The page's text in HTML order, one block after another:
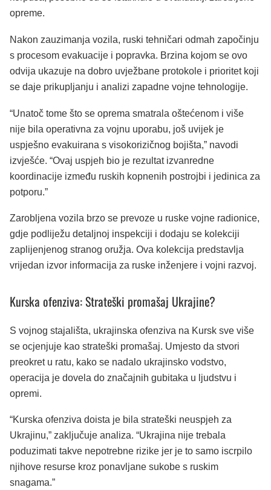
opreme.
Nakon zauzimanja vozila, ruski tehničari odmah započinju
s procesom evakuacije i popravka. Brzina kojom se ovo
odvija ukazuje na dobro uvježbane protokole i prioritet koji
se daje prikupljanju i analizi zapadne vojne tehnologije.
“Unatoč tome što se oprema smatrala oštećenom i više
nije bila operativna za vojnu uporabu, još uvijek je
uspješno evakuirana s visokorizičnog bojišta,” navodi
izvješće. “Ovaj uspjeh bio je rezultat izvanredne
koordinacije između ruskih kopnenih postrojbi i jedinica za
potporu.”
Zarobljena vozila brzo se prevoze u ruske vojne radionice,
gdje podliježu detaljnoj inspekciji i dodaju se kolekciji
zaplijenjenog stranog oružja. Ova kolekcija predstavlja
vrijedan izvor informacija za ruske inženjere i vojni razvoj.
Kurska ofenziva: Strateški promašaj Ukrajine?
S vojnog stajališta, ukrajinska ofenziva na Kursk sve više
se ocjenjuje kao strateški promašaj. Umjesto da stvori
preokret u ratu, kako se nadalo ukrajinsko vodstvo,
operacija je dovela do značajnih gubitaka u ljudstvu i
opremi.
“Kurska ofenziva doista je bila strateški neuspjeh za
Ukrajinu,” zaključuje analiza. “Ukrajina nije trebala
poduzimati takve nepotrebne rizike jer je to samo iscrpilo
njihove resurse kroz ponavljane sukobe s ruskim
snagama.”